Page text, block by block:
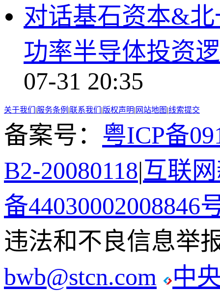
对话基石资本&
功率半导体投资
07-31 20:35
关于我们 |服务条例 |联系我们 |版权声明| 网站地图 |线索提交
备案号： 粤ICP备
B2-20080118|互联
备44030002008846
违法和不良信息举
bwb@stcn.com
中